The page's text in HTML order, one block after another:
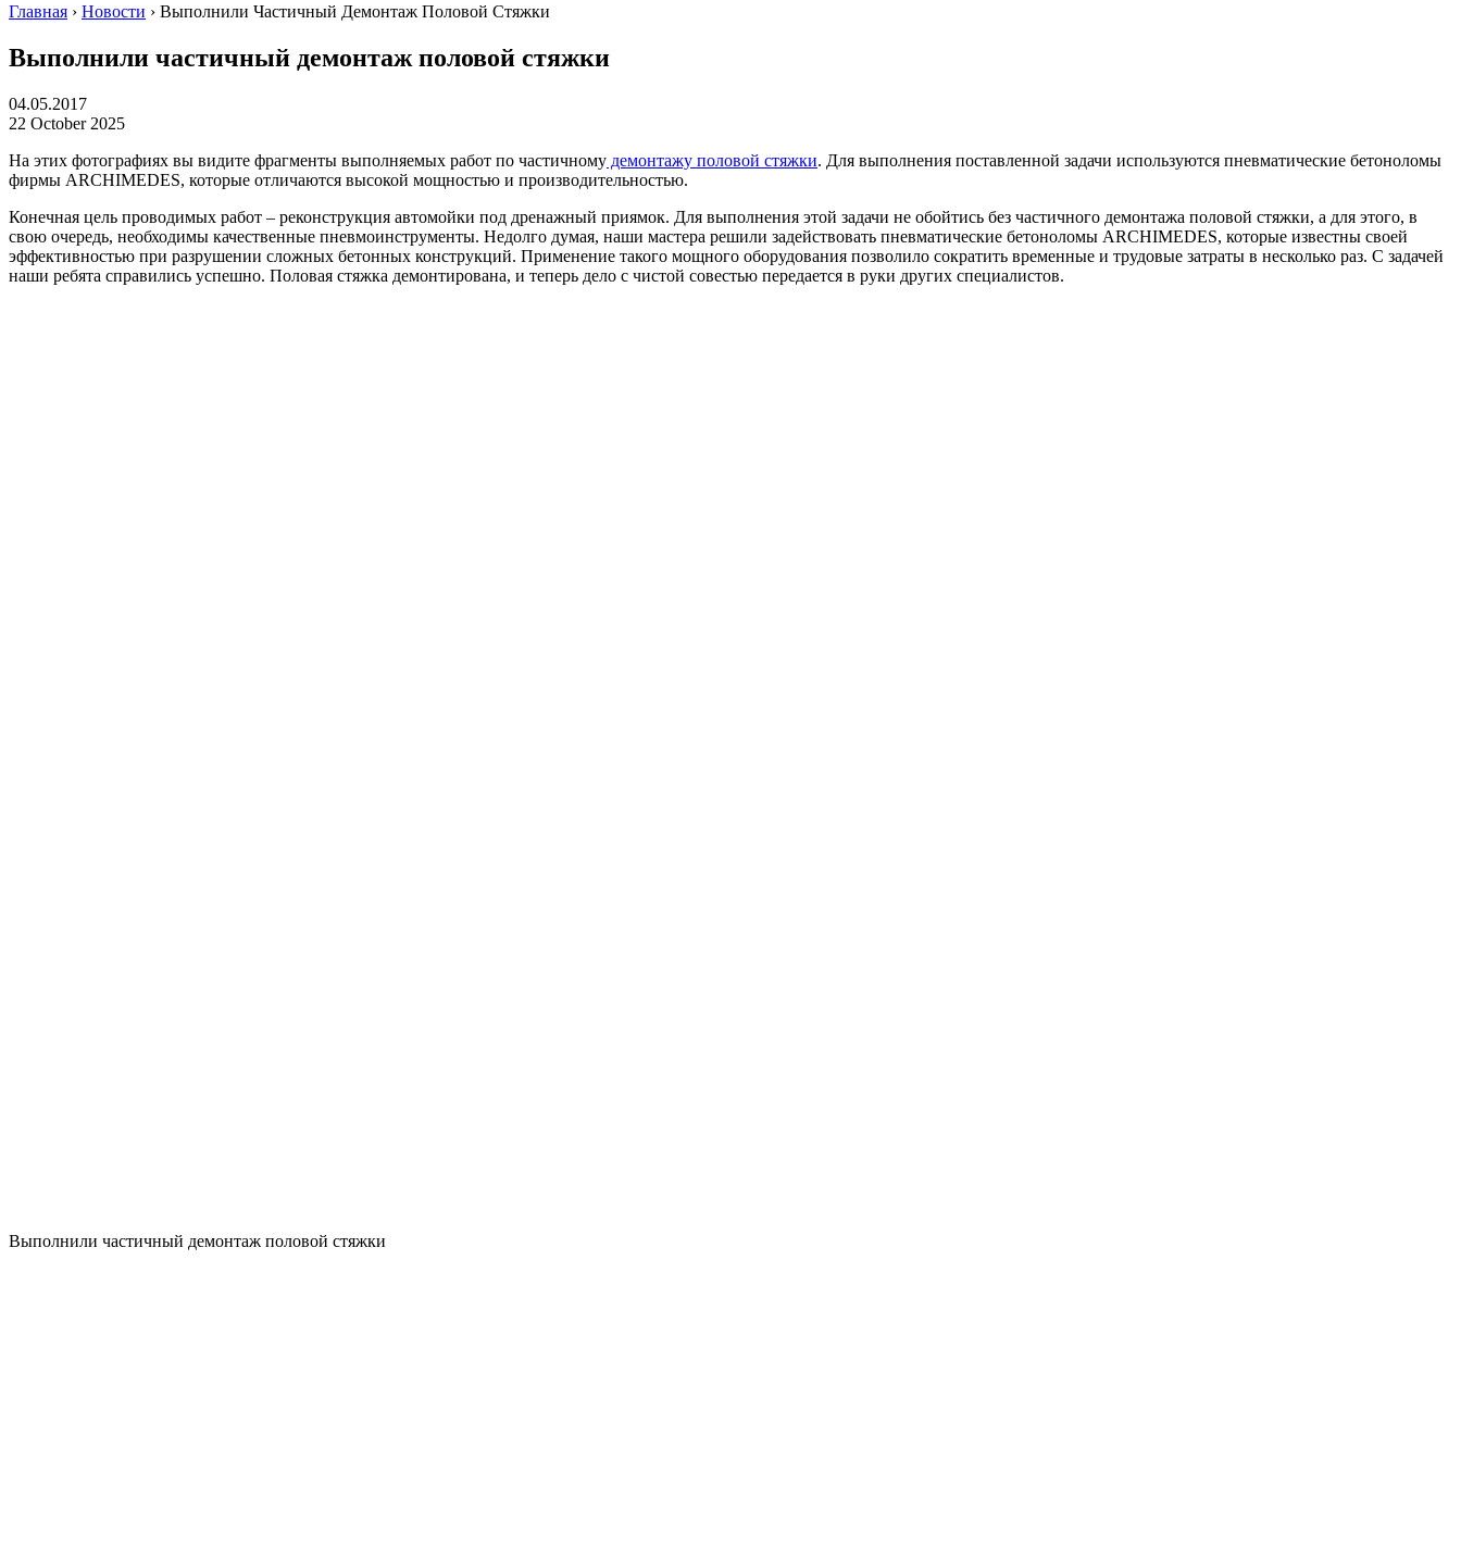
Главная › Новости › Выполнили Частичный Демонтаж Половой Стяжки
Выполнили частичный демонтаж половой стяжки
04.05.2017
22 October 2025
На этих фотографиях вы видите фрагменты выполняемых работ по частичному демонтажу половой стяжки. Для выполнения поставленной задачи используются пневматические бетоноломы
фирмы ARCHIMEDES, которые отличаются высокой мощностью и производительностью.
Конечная цель проводимых работ – реконструкция автомойки под дренажный приямок. Для выполнения этой задачи не обойтись без частичного демонтажа половой стяжки, а для этого, в
свою очередь, необходимы качественные пневмоинструменты. Недолго думая, наши мастера решили задействовать пневматические бетоноломы ARCHIMEDES, которые известны своей
эффективностью при разрушении сложных бетонных конструкций. Применение такого мощного оборудования позволило сократить временные и трудовые затраты в несколько раз. С задачей
наши ребята справились успешно. Половая стяжка демонтирована, и теперь дело с чистой совестью передается в руки других специалистов.
Выполнили частичный демонтаж половой стяжки